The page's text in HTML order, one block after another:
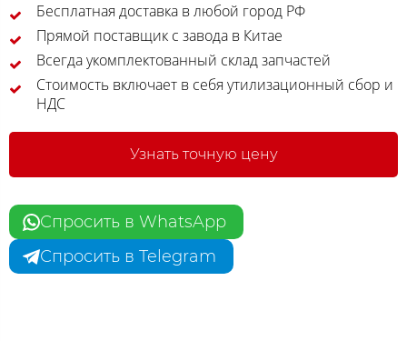
Бесплатная доставка в любой город РФ
Прямой поставщик с завода в Китае
Всегда укомплектованный склад запчастей
Стоимость включает в себя утилизационный сбор и
НДС
Узнать точную цену
Спросить в WhatsApp
Спросить в Telegram